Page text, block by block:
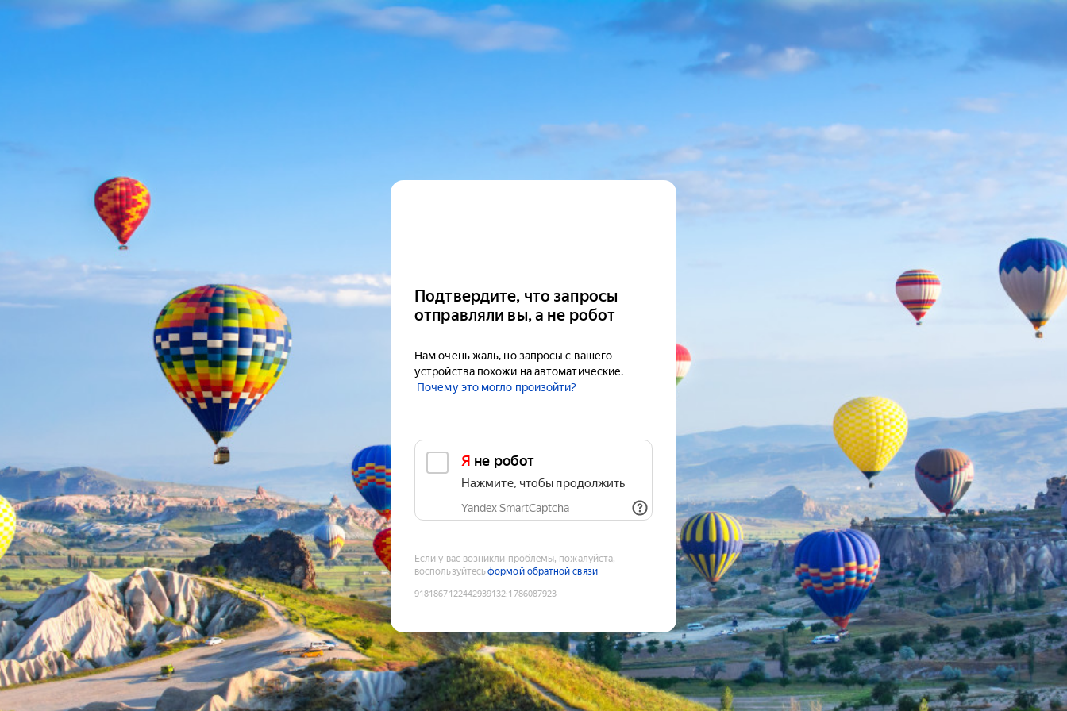
Подтвердите, что запросы
отправляли вы, а не робот
Нам очень жаль, но запросы с вашего
устройства похожи на автоматические.
Почему это могло произойти?
Я не робот
Нажмите, чтобы продолжить
Yandex SmartCaptcha
Если у вас возникли проблемы, пожалуйста,
воспользуйтесьформой обратной связи
9181867122442939132:1786087923